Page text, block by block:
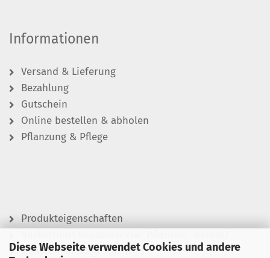
Diese Webseite verwendet Cookies und andere
Informationen
Versand & Lieferung
Bezahlung
Gutschein
Online bestellen & abholen
Pflanzung & Pflege
Produkteigenschaften
Wässern leicht gemacht